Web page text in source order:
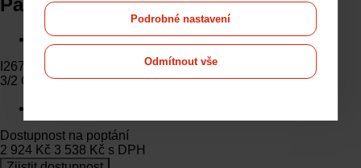
O produktu
I26755
3/2 Control Valve
Dostupnost na poptání
2 924 Kč 3 538 Kč s DPH
Podrobné nastavení
Odmítnout vše